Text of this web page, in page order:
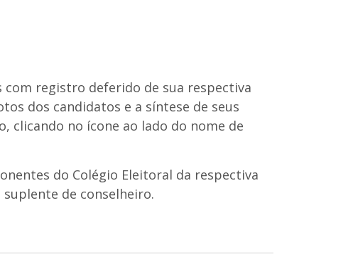
com registro deferido de sua respectiva
dos candidatos e a síntese de seus
clicando no ícone ao lado do nome de
do Colégio Eleitoral da respectiva
de conselheiro.